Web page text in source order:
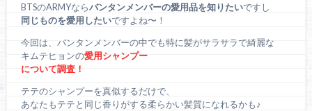
BTSのARMYならバンタンメンバーの愛用品を知りたいですし
同じものを愛用したいですよね〜！
今回は、バンタンメンバーの中でも特に髪がサラサラで綺麗な
キムテヒョンの愛用シャンプー
について調査！
テテのシャンプーを真似するだけで、
あなたもテテと同じ香りがする柔らかい髪質になれるかも♪